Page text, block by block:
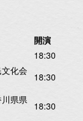
開演
18:30
化会
18:30
県県
18:30